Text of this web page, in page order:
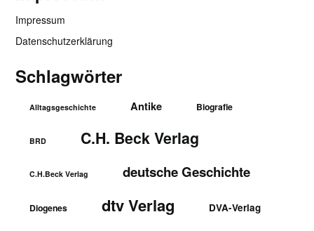
Impressum
Datenschutzerklärung
Schlagwörter
Alltagsgeschichte Antike Biografie
BRD C.H. Beck Verlag
C.H.Beck Verlag deutsche Geschichte
Diogenes dtv Verlag DVA-Verlag